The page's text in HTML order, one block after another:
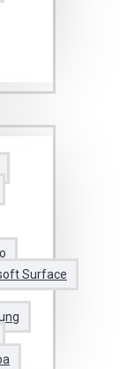
Surface